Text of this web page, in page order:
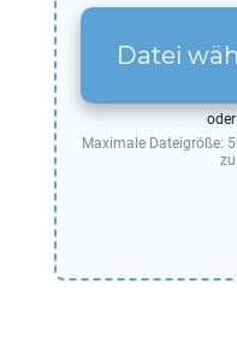
Datei
Maximale Dateigröße: